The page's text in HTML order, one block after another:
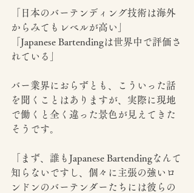
「日本のバーテンディング技術は海外
からみてもレベルが高い」
「Japanese Bartendingは世界中で評価さ
れている」
バー業界におらずとも、こういった話
を聞くことはありますが、実際に現地
で働くと全く違った景色が見えてきた
そうです。
「まず、誰もJapanese Bartendingなんて
知らないですし、個々に主張の強いロ
ンドンのバーテンダーたちには彼らの